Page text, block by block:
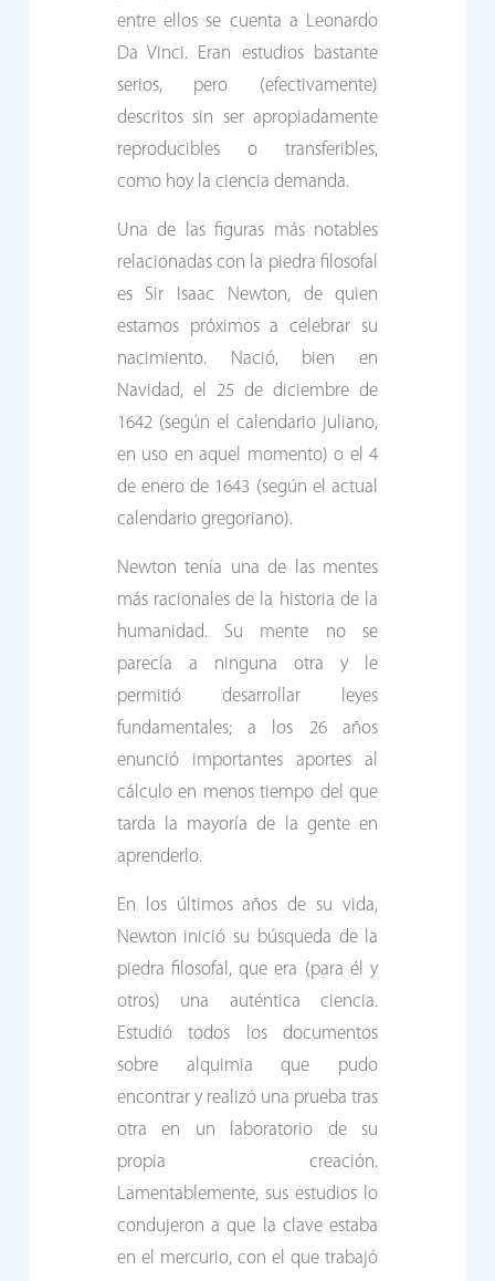
entre ellos se cuenta a Leonardo
Da Vinci. Eran estudios bastante
serios, pero (efectivamente)
descritos sin ser apropiadamente
reproducibles o transferibles,
como hoy la ciencia demanda.
Una de las figuras más notables
relacionadas con la piedra filosofal
es Sir Isaac Newton, de quien
estamos próximos a celebrar su
nacimiento. Nació, bien en
Navidad, el 25 de diciembre de
1642 (según el calendario juliano,
en uso en aquel momento) o el 4
de enero de 1643 (según el actual
calendario gregoriano).
Newton tenía una de las mentes
más racionales de la historia de la
humanidad. Su mente no se
parecía a ninguna otra y le
permitió desarrollar leyes
fundamentales; a los 26 años
enunció importantes aportes al
cálculo en menos tiempo del que
tarda la mayoría de la gente en
aprenderlo.
En los últimos años de su vida,
Newton inició su búsqueda de la
piedra filosofal, que era (para él y
otros) una auténtica ciencia.
Estudió todos los documentos
sobre alquimia que pudo
encontrar y realizó una prueba tras
otra en un laboratorio de su
propia creación.
Lamentablemente, sus estudios lo
condujeron a que la clave estaba
en el mercurio, con el que trabajó